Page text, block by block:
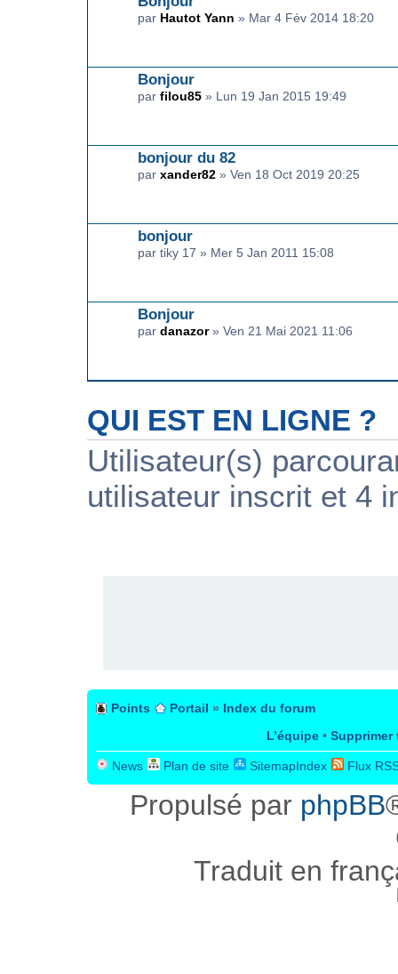
par Hautot Yann » Mar 4 Fév 2014 18:20
Bonjour
par filou85 » Lun 19 Jan 2015 19:49
bonjour du 82
par xander82 » Ven 18 Oct 2019 20:25
bonjour
par tiky 17 » Mer 5 Jan 2011 15:08
Bonjour
par danazor» Ven 21 Mai 2021 11:06
QUI EST EN LIGNE ?
Utilisateur(s)
utilisateur inscrit et 4
Points Portail » Index du forum
L’équipe • Supprimer
News Plan de site SitemapIndex Flux
Propulsé par phpBB
Traduit en